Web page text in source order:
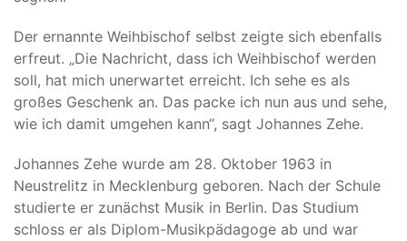
Der ernannte Weihbischof selbst zeigte sich ebenfalls
erfreut. „Die Nachricht, dass ich Weihbischof werden
soll, hat mich unerwartet erreicht. Ich sehe es als
großes Geschenk an. Das packe ich nun aus und sehe,
wie ich damit umgehen kann“, sagt Johannes Zehe.
Johannes Zehe wurde am 28. Oktober 1963 in
Neustrelitz in Mecklenburg geboren. Nach der Schule
studierte er zunächst Musik in Berlin. Das Studium
schloss er als Diplom-Musikpädagoge ab und war